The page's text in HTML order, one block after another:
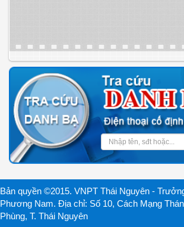
Bản quyền ©2015. VNPT Thái Nguyên -
Phương Nam. Địa chỉ: Số 10, Cách Mạng
Phùng, T. Thái Nguyên